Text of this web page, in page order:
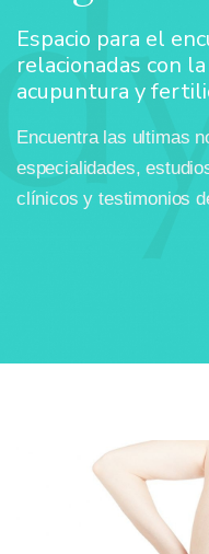
Espacio para el
relacionadas con
acupuntura y
Encuentra las ultimas
especialidades,
clínicos y testimonios